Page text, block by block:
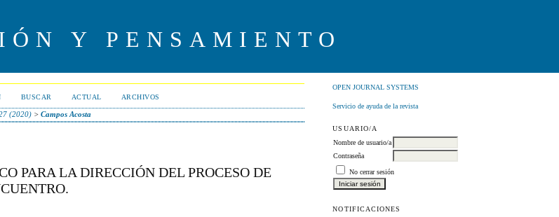
Y PENSAMIENTO
OPEN JOURNAL SYSTEMS
Servicio de ayuda de la revista
USUARIO/A
Nombre de usuario/a
Contraseña
No cerrar sesión
NOTIFICACIONES
BUSCAR ACTUAL ARCHIVOS
(2020)> Campos Acosta
PARA LA DIRECCIÓN DEL PROCESO DE